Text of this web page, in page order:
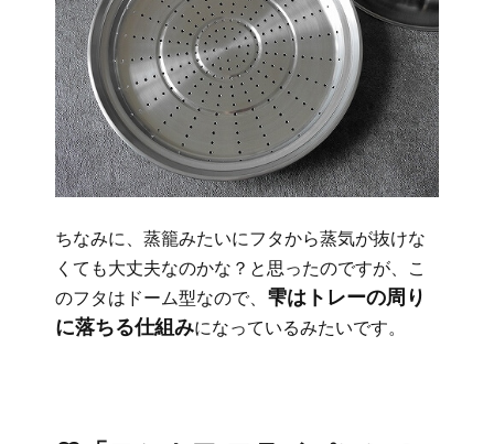
ちなみに、蒸籠みたいにフタから蒸気が抜けな
くても大丈夫なのかな？と思ったのですが、こ
のフタはドーム型なので、 雫はトレーの周り
に落ちる仕組みになっているみたいです。